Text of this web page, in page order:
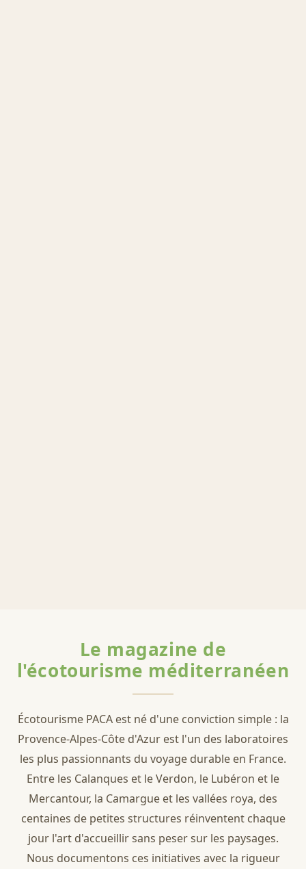
Le magazine de
l'écotourisme méditerranéen
Écotourisme PACA est né d'une conviction simple : la
Provence-Alpes-Côte d'Azur est l'un des laboratoires
les plus passionnants du voyage durable en France.
Entre les Calanques et le Verdon, le Lubéron et le
Mercantour, la Camargue et les vallées roya, des
centaines de petites structures réinventent chaque
jour l'art d'accueillir sans peser sur les paysages.
Nous documentons ces initiatives avec la rigueur